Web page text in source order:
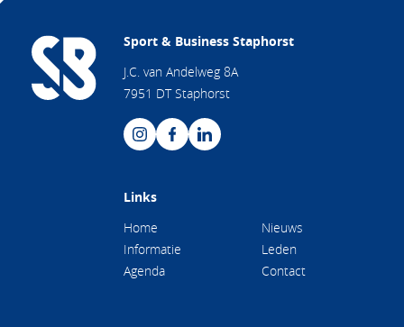
Sport & Business Staphorst
J.C. van Andelweg 8A
7951 DT Staphorst
Links
Home
Informatie
Agenda
Nieuws
Leden
Contact